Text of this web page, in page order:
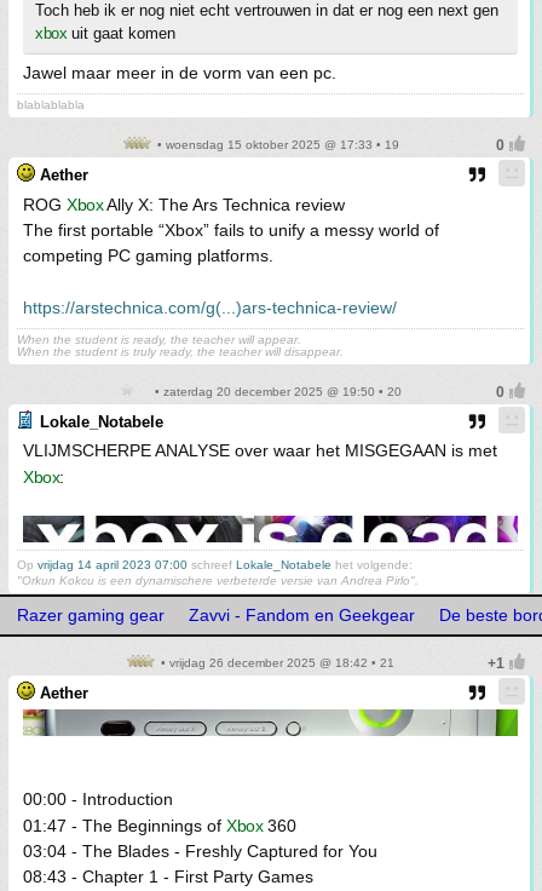
Toch heb ik er nog niet echt vertrouwen in dat er nog een next gen
xbox uit gaat komen
Jawel maar meer in de vorm van een pc.
blablablabla
• woensdag 15 oktober 2025 @ 17:33 • 19
Aether
ROG XboxAlly X: The Ars Technica review
The first portable “Xbox” fails to unify a messy world of
competing PC gaming platforms.
https://arstechnica.com/g(...)ars-technica-review/
When the student is ready, the teacher will appear.
When the student is truly ready, the teacher will disappear.
• zaterdag 20 december 2025 @ 19:50 • 20
Lokale_Notabele
VLIJMSCHERPE ANALYSE over waar het MISGEGAAN is met
Xbox:
Op vrijdag 14 april 2023 07:00 schreef Lokale_Notabele het volgende:
"Orkun Kokcu is een dynamischere verbeterde versie van Andrea Pirlo".
Razer gaming gear Zavvi - Fandom en Geekgear De beste
• vrijdag 26 december 2025 @ 18:42 • 21
Aether
00:00 - Introduction
01:47 - The Beginnings of Xbox360
03:04 - The Blades - Freshly Captured for You
08:43 - Chapter 1 - First Party Games